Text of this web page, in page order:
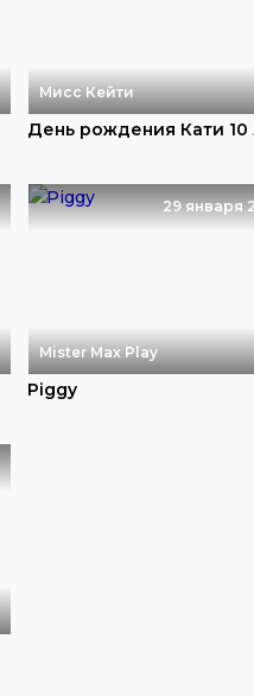
Мисс Кейти
День рождения Кати 10
29 января
Mister Max Play
Piggy